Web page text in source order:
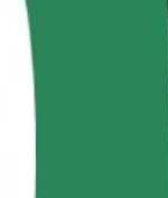
Główny დან
მდე